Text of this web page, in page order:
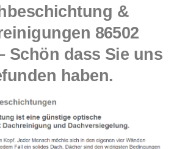
&
86502
Schön dass Sie uns
haben.